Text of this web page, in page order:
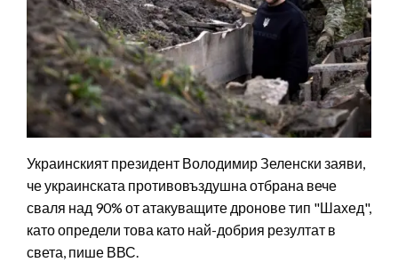
Украинският президент Володимир Зеленски заяви,
че украинската противовъздушна отбрана вече
сваля над 90% от атакуващите дронове тип "Шахед",
като определи това като най-добрия резултат в
света, пише ВВС.